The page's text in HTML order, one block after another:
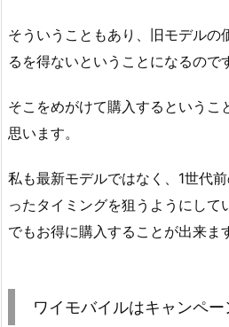
そういうこともあり、旧モデルの
るを得ないということになるので
そこをめがけて購入するというこ
思います。
私も最新モデルではなく、1世代
ったタイミングを狙うようにして
でもお得に購入することが出来ま
ワイモバイルはキャンペ